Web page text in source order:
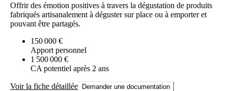
Offrir des émotion positives à travers la dégustation de produits
fabriqués artisanalement à déguster sur place ou à emporter et
pouvant être partagés.
150 000 €
Apport personnel
1 500 000 €
CA potentiel après 2 ans
Voir la fiche détaillée Demander une documentation